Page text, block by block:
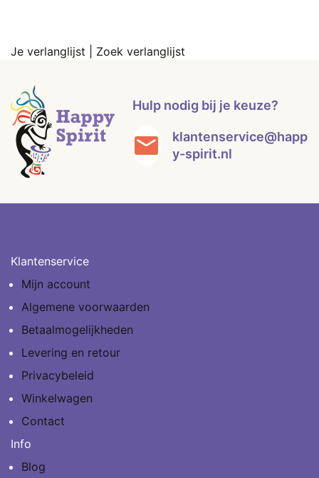
Je verlanglijst Zoek verlanglijst
Hulp nodig bij je keuze?
klantenservice@happ
y-spirit.nl
Klantenservice
Mijn account
Algemene voorwaarden
Betaalmogelijkheden
Levering en retour
Privacybeleid
Winkelwagen
Contact
Info
Blog